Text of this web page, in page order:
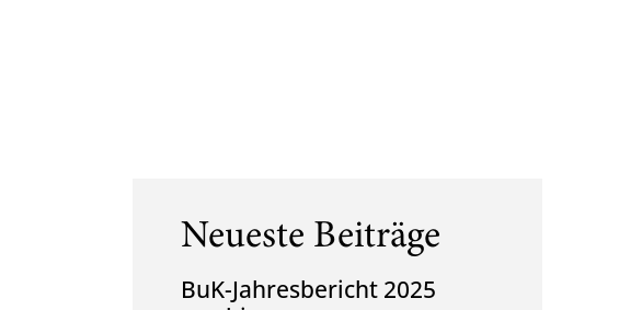
Neueste Beiträge
BuK-Jahresbericht 2025